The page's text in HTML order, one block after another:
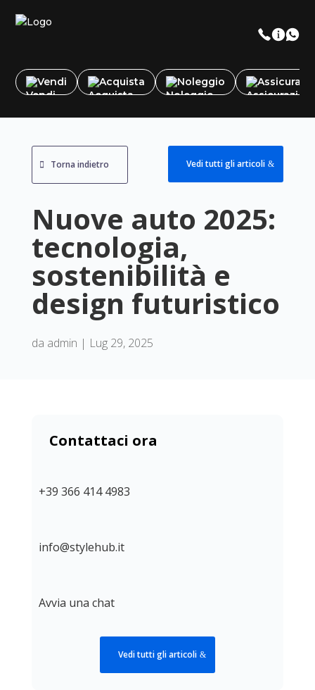
Vendi Acquista Noleggio
Torna indietro Vedi tutti gli articoli
Nuove auto 2025:
tecnologia,
sostenibilità e
design futuristico
da admin | Lug 29, 2025
Contattaci ora
+39 366 414 4983
info@stylehub.it
Avvia una chat
Vedi tutti gli articoli